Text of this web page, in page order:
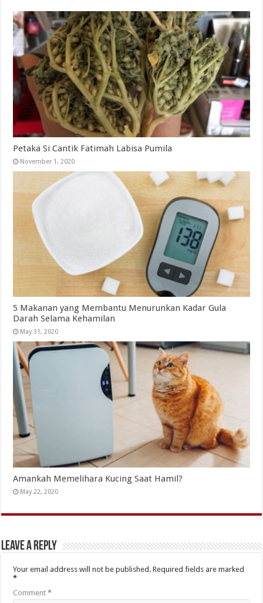
Petaka Si Cantik Fatimah Labisa Pumila
November 1, 2020
5 Makanan yang Membantu Menurunkan Kadar Gula
Darah Selama Kehamilan
May 31, 2020
Amankah Memelihara Kucing Saat Hamil?
May 22, 2020
Leave a Reply
Your email address will not be published. Required fields are marked
*
Comment*